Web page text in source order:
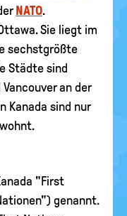
NATO.
Sie liegt im
sechstgrößte
Städte sind
an der
Kanada sind nur
"First
genannt.